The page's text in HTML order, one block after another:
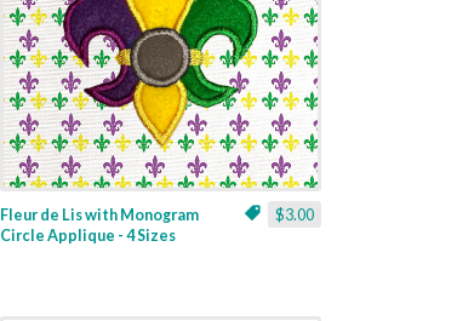
$3.00
Fleur de Lis with Monogram
Circle Applique - 4 Sizes